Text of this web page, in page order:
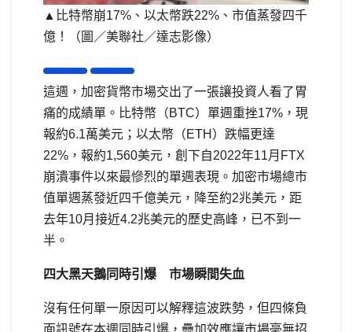
▲比特幣崩17%、以太幣跌22%、市值蒸發四千
億！（圖／美聯社／達志影像）
這週，加密貨幣市場交出了一張讓投資人看了胃
痛的成績單。比特幣（BTC）單週重挫17%，現
報約6.1萬美元；以太幣（ETH）跌幅更達
22%，報約1,560美元，創下自2022年11月FTX
崩潰事件以來最慘烈的單週表現。加密市場總市
值單週蒸發近四千億美元，降至約2兆美元，距
去年10月接近4.2兆美元的歷史高峰，已不到一
半。
四大黑天鵝同時引爆 市場瞬間失血
沒有任何單一原因可以解釋這波跌勢，但四條負
面訊號在本週同時引爆，疊加效應讓市場毫無招